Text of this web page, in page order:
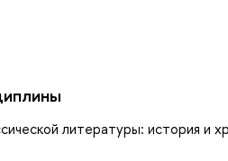
литературы: история и